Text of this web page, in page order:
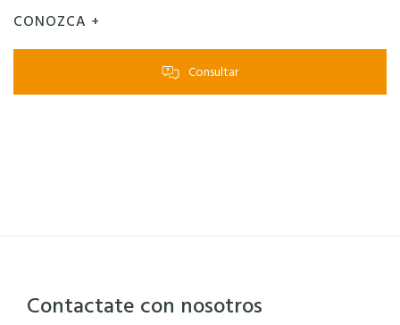
CONOZCA +
Consultar
Contactate con nosotros